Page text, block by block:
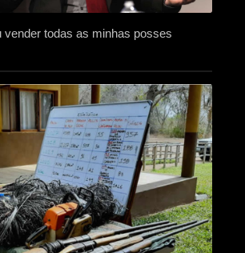
vender todas as minhas posses